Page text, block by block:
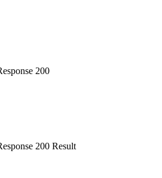
200
200 Result